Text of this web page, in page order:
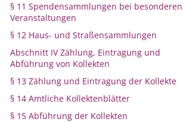
§ 11 Spendensammlungen bei besonderen
Veranstaltungen
§ 12 Haus- und Straßensammlungen
Abschnitt IV Zählung, Eintragung und
Abführung von Kollekten
§ 13 Zählung und Eintragung der Kollekte
§ 14 Amtliche Kollektenblätter
§ 15 Abführung der Kollekten